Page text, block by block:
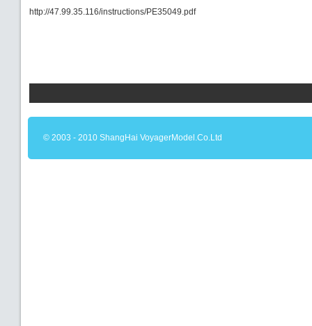
http://47.99.35.116/instructions/PE35049.pdf
© 2003 - 2010 ShangHai VoyagerModel.Co.Ltd